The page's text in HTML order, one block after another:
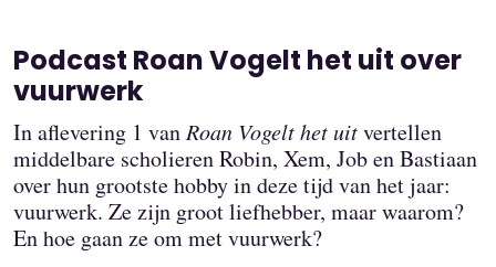
Podcast Roan Vogelt het uit over
vuurwerk
In aflevering 1 van Roan Vogelt het uitvertellen
middelbare scholieren Robin, Xem, Job en Bastiaan
over hun grootste hobby in deze tijd van het jaar:
vuurwerk. Ze zijn groot liefhebber, maar waarom?
En hoe gaan ze om met vuurwerk?